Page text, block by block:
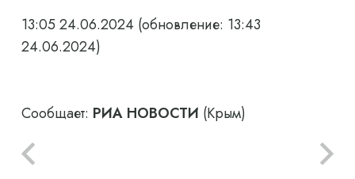
13:05 24.06.2024 (обновление: 13:43
24.06.2024)
Сообщает: РИА НОВОСТИ (Крым)